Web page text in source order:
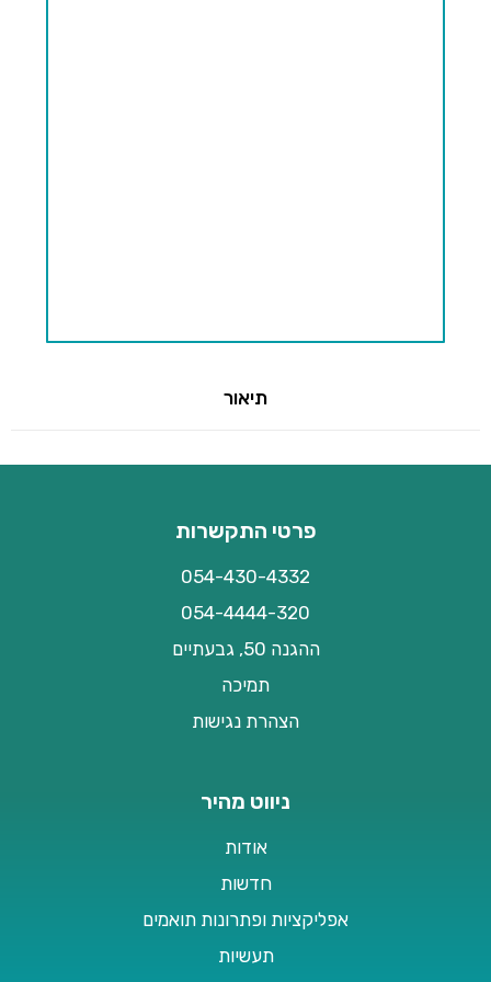
תיאור
פרטי התקשרות
054-430-4332
054-4444-320
ההגנה 50, גבעתיים
תמיכה
הצהרת נגישות
ניווט מהיר
אודות
חדשות
אפליקציות ופתרונות תואמים
תעשיות